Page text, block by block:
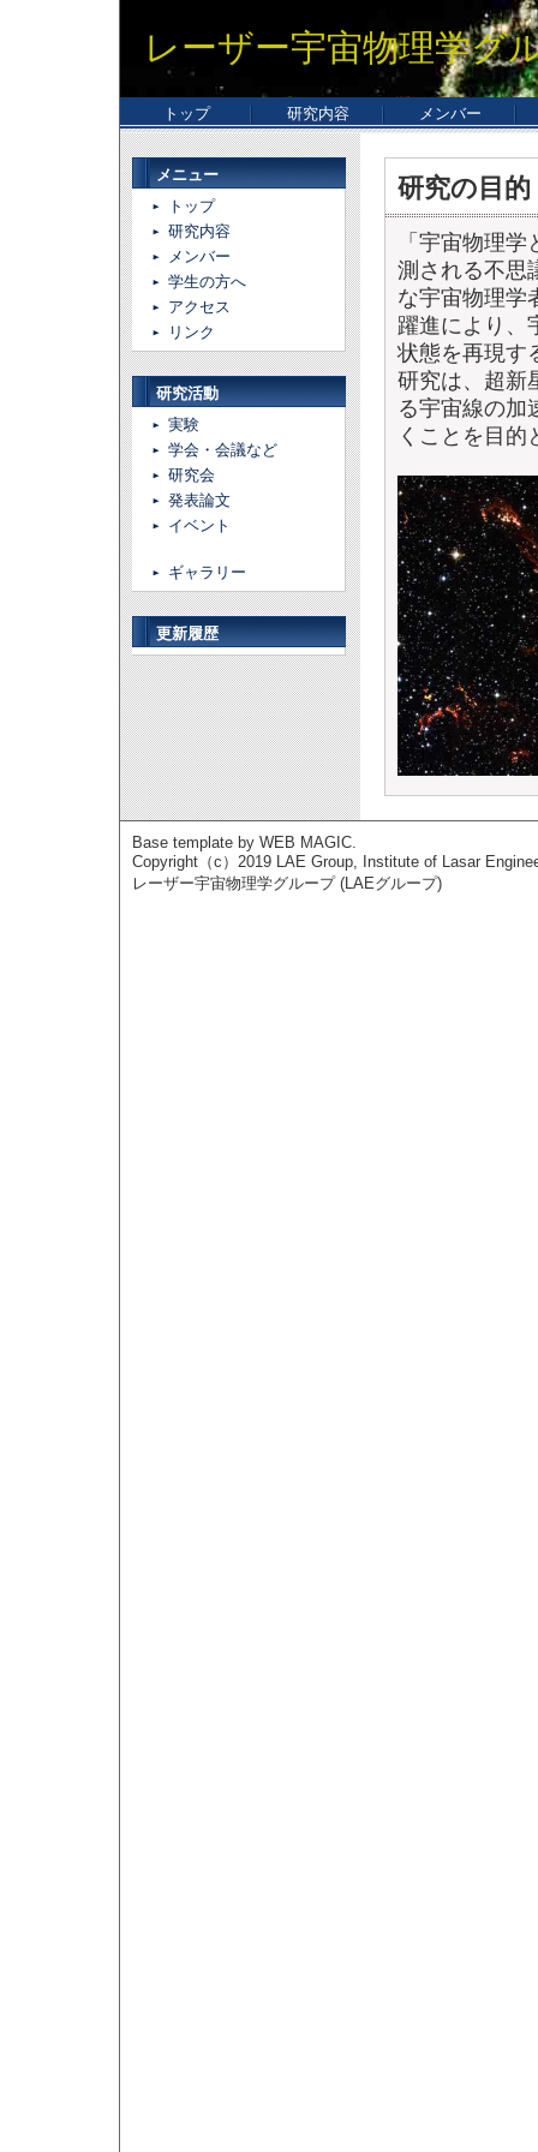
レーザー宇宙物理学グ
トップ 研究内容 メンバー
研究の目的
「宇宙物理
測される不思
な宇宙物理学
躍進により、
状態を再現す
研究は、超新
る宇宙線の加
くことを目的
メニュー
トップ
研究内容
メンバー
学生の方へ
アクセス
リンク
研究活動
実験
学会・会議など
研究会
発表論文
イベント
ギャラリー
更新履歴
Base template by WEB MAGIC.
Copyright（c）2019 LAE Group, Institute of Lasar
レーザー宇宙物理学グループ (LAEグループ)